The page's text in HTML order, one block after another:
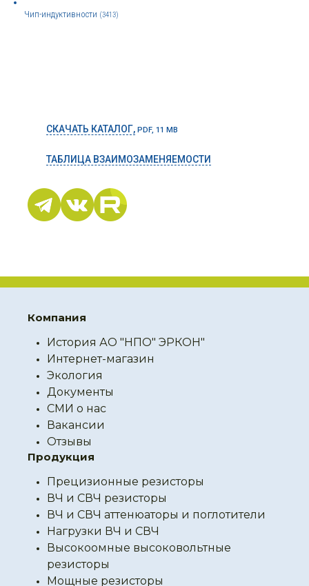
Чип-индуктивности (3413)
СКАЧАТЬ КАТАЛОГ, PDF, 11 MB
ТАБЛИЦА ВЗАИМОЗАМЕНЯЕМОСТИ
Компания
История АО "НПО" ЭРКОН"
Интернет-магазин
Экология
Документы
СМИ о нас
Вакансии
Отзывы
Продукция
Прецизионные резисторы
ВЧ и СВЧ резисторы
ВЧ и СВЧ аттенюаторы и поглотители
Нагрузки ВЧ и СВЧ
Высокоомные высоковольтные
резисторы
Мощные резисторы